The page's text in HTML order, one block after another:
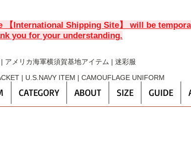
International Shipping Site】 will be
you for your understanding.
アメリカ海軍横須賀基地アイテム | 迷彩服
| U.S.NAVY ITEM | CAMOUFLAGE UNIFORM
CATEGORY ABOUT SIZE GUIDE